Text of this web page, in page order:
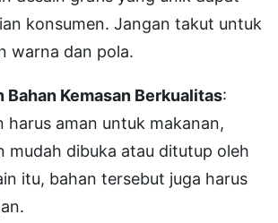
konsumen. Jangan takut untuk
warna dan pola.
Bahan Kemasan Berkualitas:
harus aman untuk makanan,
mudah dibuka atau ditutup oleh
itu, bahan tersebut juga harus